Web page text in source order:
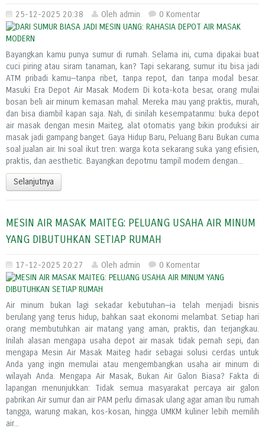
25-12-2025 20:38 Oleh admin 0 Komentar
Bayangkan kamu punya sumur di rumah. Selama ini, cuma dipakai buat
cuci piring atau siram tanaman, kan? Tapi sekarang, sumur itu bisa jadi
ATM pribadi kamu—tanpa ribet, tanpa repot, dan tanpa modal besar.
Masuki Era Depot Air Masak Modern Di kota-kota besar, orang mulai
bosan beli air minum kemasan mahal. Mereka mau yang praktis, murah,
dan bisa diambil kapan saja. Nah, di sinilah kesempatanmu: buka depot
air masak dengan mesin Maiteg, alat otomatis yang bikin produksi air
masak jadi gampang banget. Gaya Hidup Baru, Peluang Baru Bukan cuma
soal jualan air. Ini soal ikut tren: warga kota sekarang suka yang efisien,
praktis, dan aesthetic. Bayangkan depotmu tampil modern dengan...
Selanjutnya
MESIN AIR MASAK MAITEG: PELUANG USAHA AIR MINUM
YANG DIBUTUHKAN SETIAP RUMAH
17-12-2025 20:27 Oleh admin 0 Komentar
Air minum bukan lagi sekadar kebutuhan—ia telah menjadi bisnis
berulang yang terus hidup, bahkan saat ekonomi melambat. Setiap hari
orang membutuhkan air matang yang aman, praktis, dan terjangkau.
Inilah alasan mengapa usaha depot air masak tidak pernah sepi, dan
mengapa Mesin Air Masak Maiteg hadir sebagai solusi cerdas untuk
Anda yang ingin memulai atau mengembangkan usaha air minum di
wilayah Anda. Mengapa Air Masak, Bukan Air Galon Biasa? Fakta di
lapangan menunjukkan: Tidak semua masyarakat percaya air galon
pabrikan Air sumur dan air PAM perlu dimasak ulang agar aman Ibu rumah
tangga, warung makan, kos-kosan, hingga UMKM kuliner lebih memilih
air...